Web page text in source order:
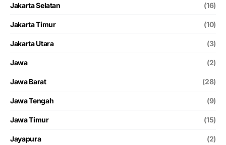
Jakarta Selatan (16)
Jakarta Timur (10)
Jakarta Utara (3)
Jawa (2)
Jawa Barat (28)
Jawa Tengah (9)
Jawa Timur (15)
Jayapura (2)